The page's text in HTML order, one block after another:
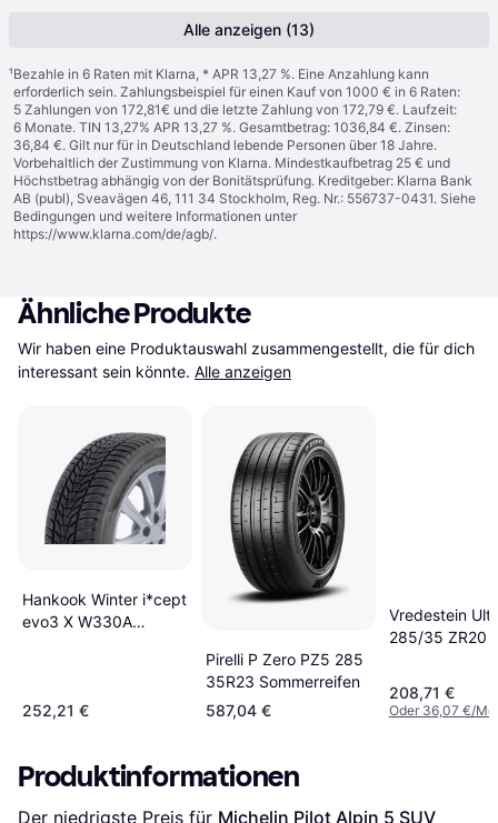
Alle anzeigen (13)
¹Bezahle in 6 Raten mit Klarna, * APR 13,27 %. Eine Anzahlung kann
erforderlich sein. Zahlungsbeispiel für einen Kauf von 1000 € in 6 Raten:
5 Zahlungen von 172,81€ und die letzte Zahlung von 172,79 €. Laufzeit:
6 Monate. TIN 13,27% APR 13,27 %. Gesamtbetrag: 1036,84 €. Zinsen:
36,84 €. Gilt nur für in Deutschland lebende Personen über 18 Jahre.
Vorbehaltlich der Zustimmung von Klarna. Mindestkaufbetrag 25 € und
Höchstbetrag abhängig von der Bonitätsprüfung. Kreditgeber: Klarna Bank
AB (publ), Sveavägen 46, 111 34 Stockholm, Reg. Nr.: 556737-0431. Siehe
Bedingungen und weitere Informationen unter
https://www.klarna.com/de/agb/.
Ähnliche Produkte
Wir haben eine Produktauswahl zusammengestellt, die für dich
interessant sein könnte. Alle anzeigen
Hankook Winter i*cept
evo3 X W330A
252,21 €
Pirelli P Zero PZ5 285
35R23 Sommerreifen
587,04 €
Vredestein
285/35 ZR20
208,71 €
Oder 36,07 €/
Produktinformationen
Der niedrigste Preis für Michelin Pilot Alpin 5 SUV